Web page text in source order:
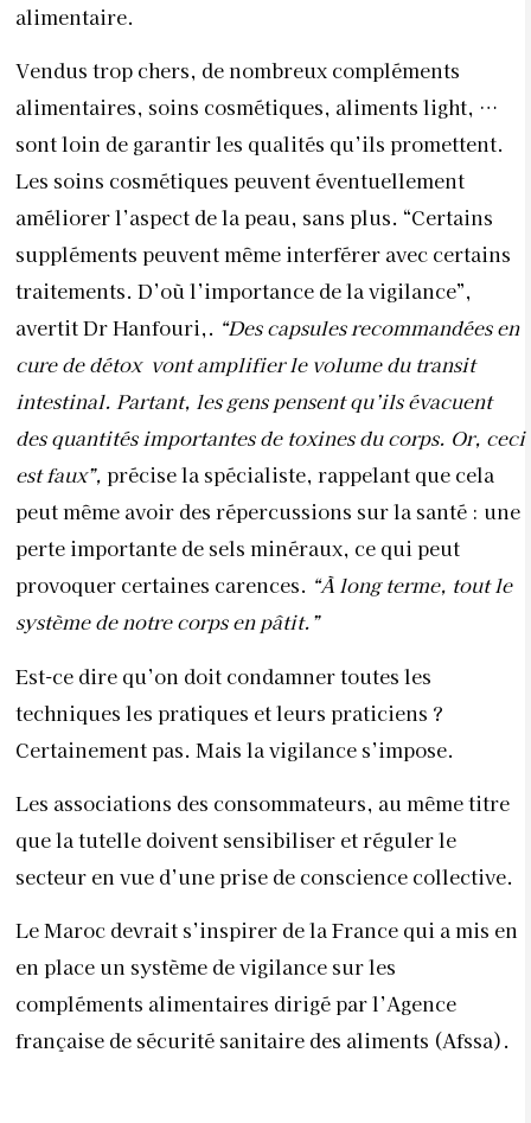
alimentaire.
Vendus trop chers, de nombreux compléments
alimentaires, soins cosmétiques, aliments light, …
sont loin de garantir les qualités qu’ils promettent.
Les soins cosmétiques peuvent éventuellement
améliorer l’aspect de la peau, sans plus. “Certains
suppléments peuvent même interférer avec certains
traitements. D’où l’importance de la vigilance”,
avertit Dr Hanfouri,. “Des capsules recommandées en
cure de détox vont amplifier le volume du transit
intestinal. Partant, les gens pensent qu’ils évacuent
des quantités importantes de toxines du corps. Or, ceci
est faux”, précise la spécialiste, rappelant que cela
peut même avoir des répercussions sur la santé : une
perte importante de sels minéraux, ce qui peut
provoquer certaines carences. “À long terme, tout le
système de notre corps en pâtit.”
Est-ce dire qu’on doit condamner toutes les
techniques les pratiques et leurs praticiens ?
Certainement pas. Mais la vigilance s’impose.
Les associations des consommateurs, au même titre
que la tutelle doivent sensibiliser et réguler le
secteur en vue d’une prise de conscience collective.
Le Maroc devrait s’inspirer de la France qui a mis en
en place un système de vigilance sur les
compléments alimentaires dirigé par l’Agence
française de sécurité sanitaire des aliments (Afssa).